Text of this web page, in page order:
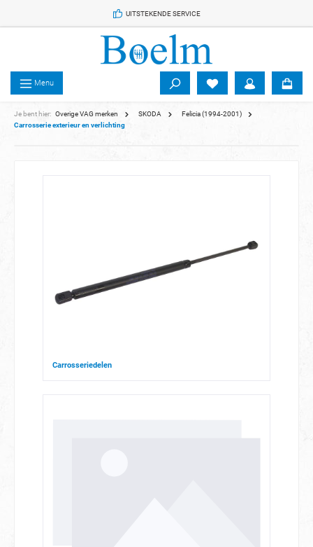
UITSTEKENDE SERVICE
Menu
Je bent hier: Overige VAG merken SKODA
Felicia (1994-2001)
Carrosserie exterieur en verlichting
Carrosseriedelen